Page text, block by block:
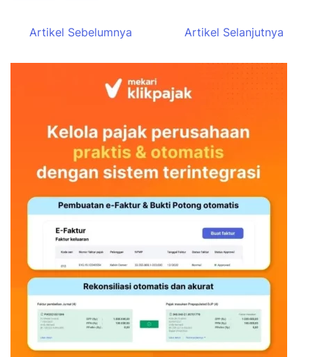
Artikel Sebelumnya Artikel Selanjutnya